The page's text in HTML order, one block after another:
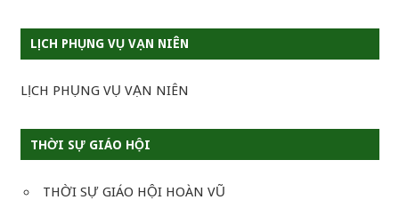
LỊCH PHỤNG VỤ VẠN NIÊN
LỊCH PHỤNG VỤ VẠN NIÊN
THỜI SỰ GIÁO HỘI
THỜI SỰ GIÁO HỘI HOÀN VŨ